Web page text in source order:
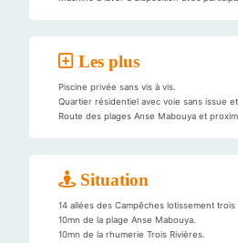
Les plus
Piscine privée sans vis à vis.
Quartier résidentiel avec voie sans issue
Route des plages Anse Mabouya et
Situation
14 allées des Campêches lotissement trois
10mn de la plage Anse Mabouya.
10mn de la rhumerie Trois Rivières.